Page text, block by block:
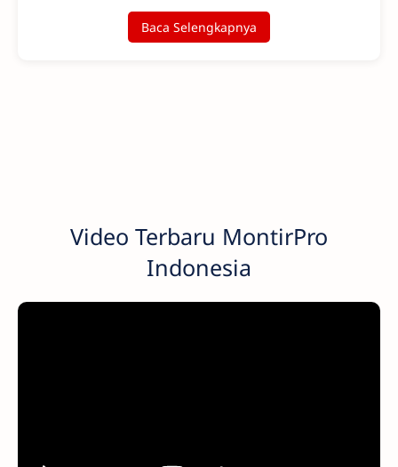
Baca Selengkapnya
Video Terbaru MontirPro
Indonesia